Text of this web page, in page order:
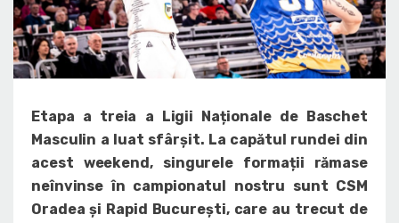
Etapa a treia a Ligii Naționale de Baschet
Masculin a luat sfârșit. La capătul rundei din
acest weekend, singurele formații rămase
neînvinse în campionatul nostru sunt CSM
Oradea și Rapid București, care au trecut de